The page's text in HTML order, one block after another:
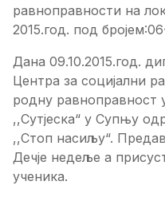
равноправности на
2015.год. под
Дана 09.10.2015.год.
Центра за социјални
родну равноправност
,,Сутјеска“ у Супњу
,,Стоп насиљу“.
Дечје недеље а
ученика.